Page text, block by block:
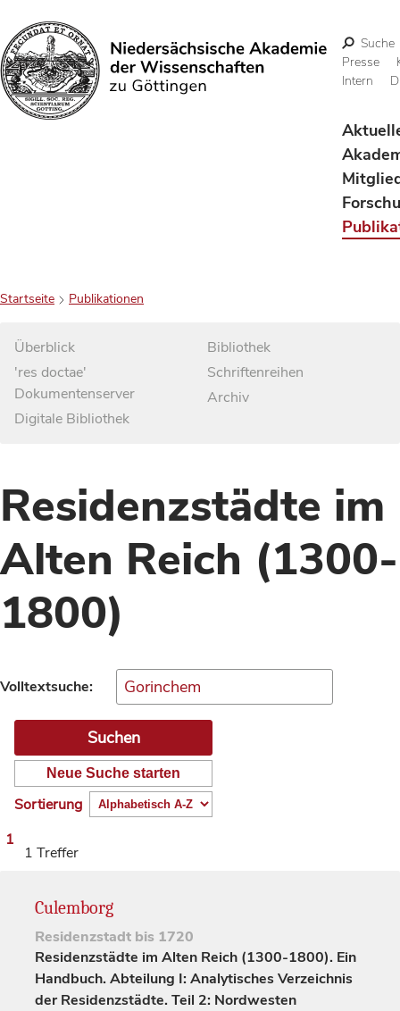
Suchen
Suche
Presse
Intern
Startseite Publikationen
Überblick
'res doctae'
Dokumentenserver
Digitale Bibliothek
Bibliothek
Schriftenreihen
Archiv
Residenzstädte im
Alten Reich (1300-
1800)
Volltextsuche:
Neue Suche starten
Sortierung
1
1 Treffer
Culemborg
Residenzstadt bis 1720
Residenzstädte im Alten Reich (1300-1800). Ein
Handbuch. Abteilung I: Analytisches Verzeichnis
der Residenzstädte. Teil 2: Nordwesten